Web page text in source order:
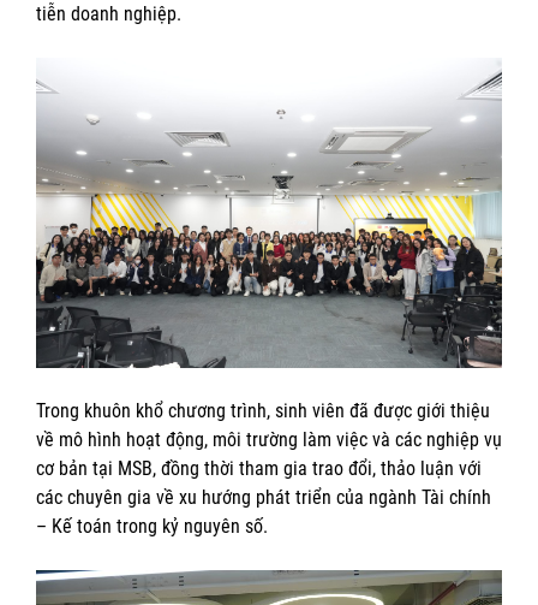
tiễn doanh nghiệp.
Trong khuôn khổ chương trình, sinh viên đã được giới thiệu
về mô hình hoạt động, môi trường làm việc và các nghiệp vụ
cơ bản tại MSB, đồng thời tham gia trao đổi, thảo luận với
các chuyên gia về xu hướng phát triển của ngành Tài chính
– Kế toán trong kỷ nguyên số.